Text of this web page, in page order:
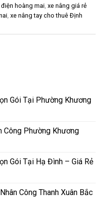
điện hoàng mai xe nâng giá rẻ
xe nâng tay cho thuê Định
Gói Tại Phường Khương
Công Phường Khương
Gói Tại Hạ Đình – Giá Rẻ
Công Thanh Xuân Bắc